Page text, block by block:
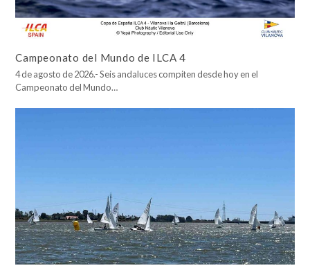
Campeonato del Mundo de ILCA 4
4 de agosto de 2026.- Seis andaluces compiten desde hoy en el
Campeonato del Mundo…